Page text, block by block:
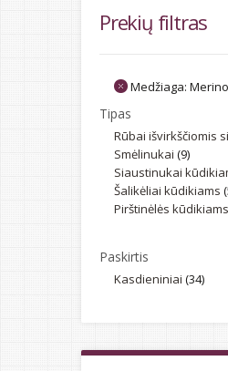
Prekių filtras
Medžiaga:
Tipas
Rūbai išvirkščiomis
Smėlinukai (9)
Siaustinukai
Šalikėliai kūdikiams
Pirštinėlės kūdikiams
Paskirtis
Kasdieniniai (34)